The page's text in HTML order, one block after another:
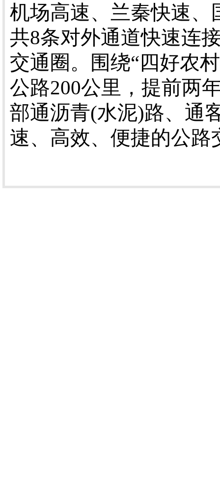
机场高速、兰秦快速、
共8条对外通道快速连
交通圈。围绕“四好农
公路200公里，提前两
部通沥青(水泥)路、通
速、高效、便捷的公路